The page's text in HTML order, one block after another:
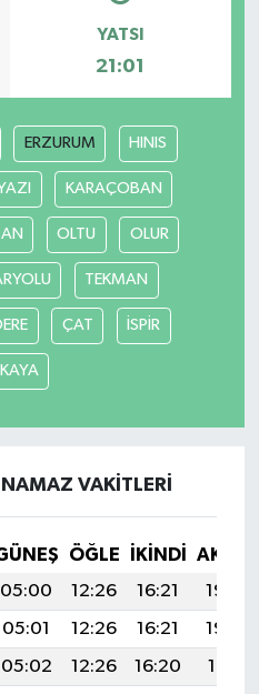
YATSI
21:01
ERZURUM HINIS
KARAÇOBAN
OLTU OLUR
TEKMAN
ÇAT İSPİR
VAKITLERI
ÖĞLE İKINDI
05:00 12:26 16:21
19:43
05:01 12:26 16:21
19:42
05:02 12:26 16:20
19:41